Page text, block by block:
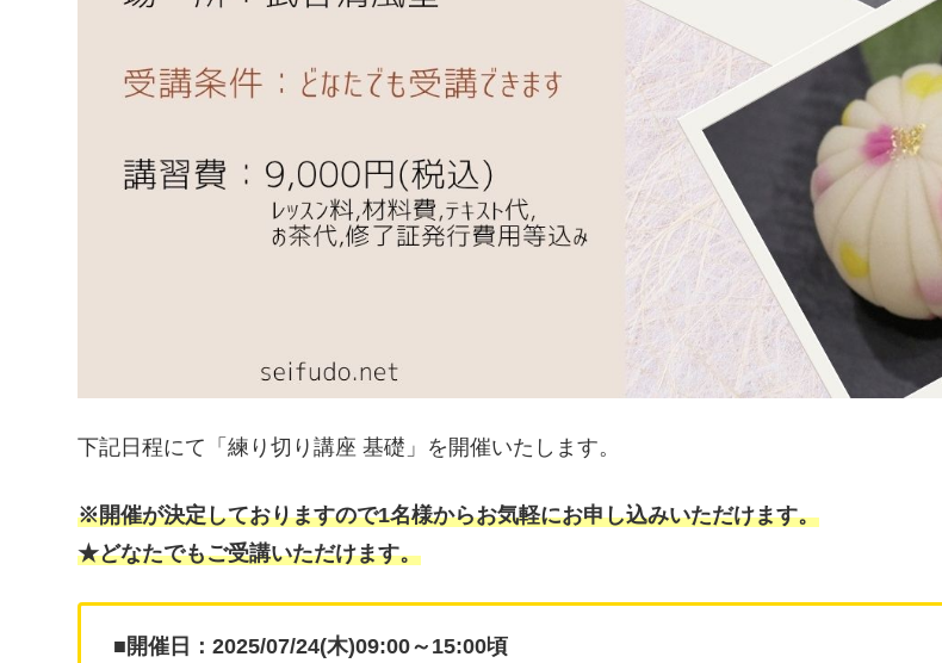
下記日程にて「練り切り講座 基礎」を開催いたします。
※開催が決定しておりますので1名様からお気軽にお申し込みいただけます。
★どなたでもご受講いただけます。
■開催日：2025/07/24(木)09:00～15:00頃